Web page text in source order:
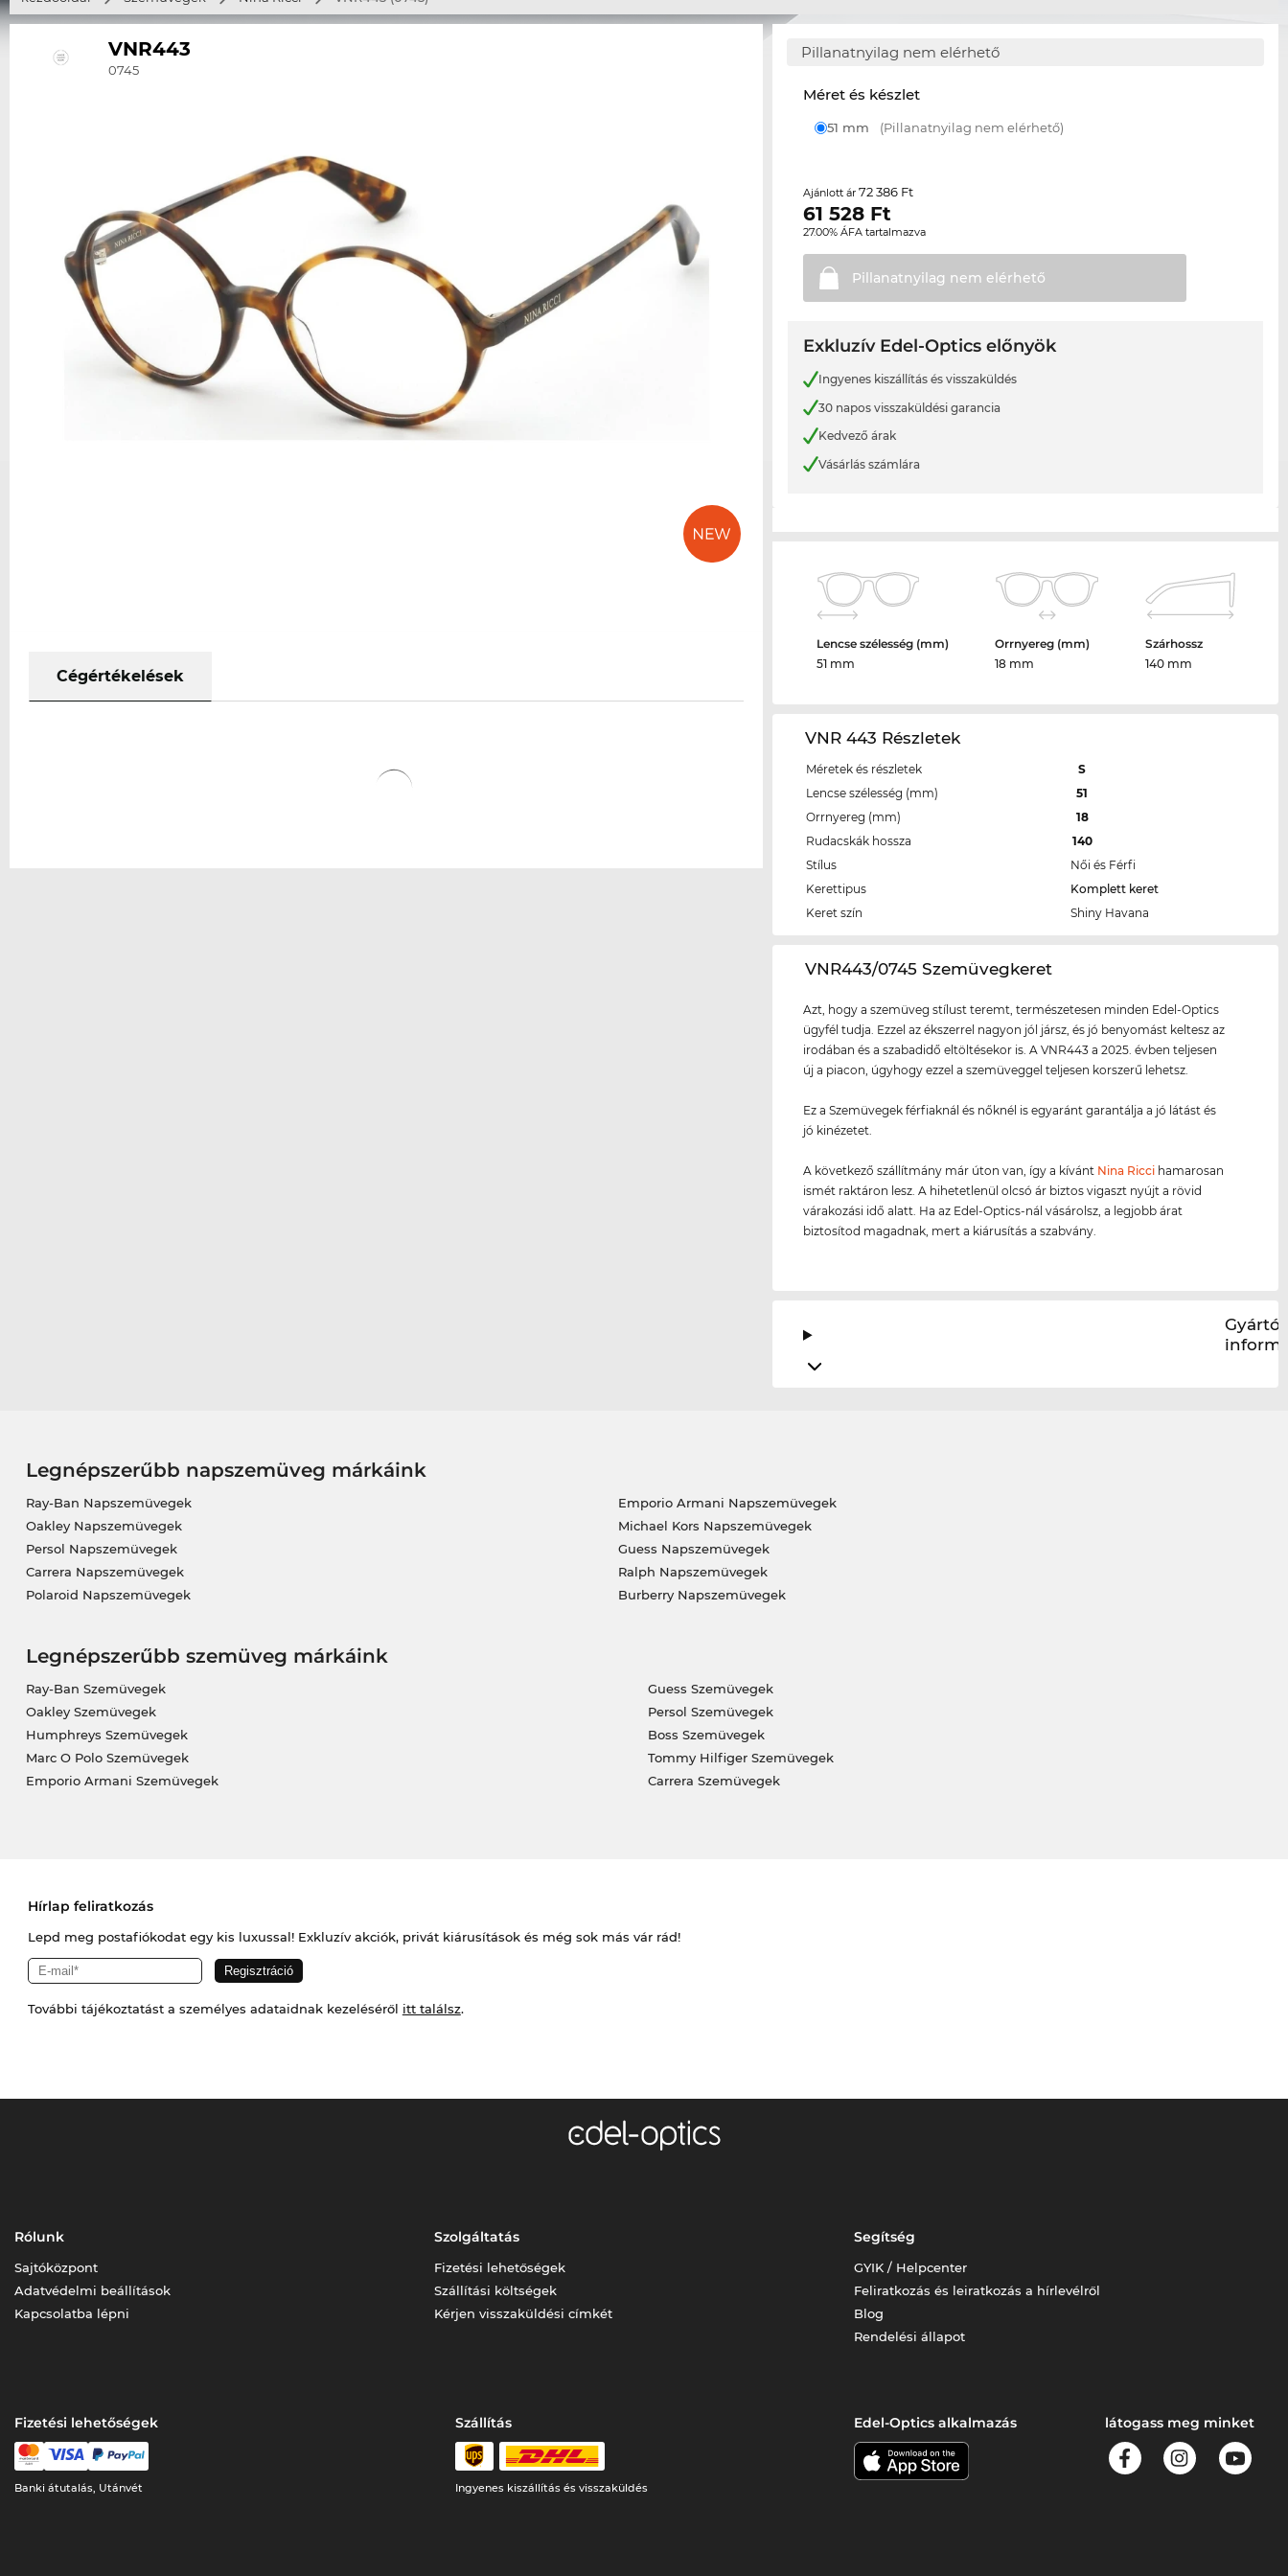
VNR443
0745
Cégértékelések
Pillanatnyilag nem elérhető
Méret és készlet
51 mm (Pillanatnyilag nem elérhető)
Ajánlott ár72 386 Ft
61 528 Ft
27.00% ÁFA tartalmazva
Pillanatnyilag nem elérhető
Exkluzív Edel-Optics előnyök
Ingyenes kiszállítás és visszaküldés
30 napos visszaküldési garancia
Kedvező árak
Vásárlás számlára
Lencse szélesség (mm)
51 mm
Orrnyereg (mm)
18 mm
Szárhossz
140 mm
VNR 443 Részletek
Méretek és részletek
S
Lencse szélesség (mm)
51
Orrnyereg (mm)
18
Rudacskák hossza
140
Stílus
Női és Férfi
Kerettipus
Komplett keret
Keret szín
Shiny Havana
‌VNR443/0745 Szemüvegkeret
Azt, hogy a szemüveg stílust teremt, természetesen minden Edel-Optics
ügyfél tudja. Ezzel az ékszerrel nagyon jól jársz, és jó benyomást keltesz az
irodában és a szabadidő eltöltésekor is. A VNR443 a 2025. évben teljesen
új a piacon, úgyhogy ezzel a szemüveggel teljesen korszerű lehetsz.
Ez a Szemüvegek férfiaknál és nőknél is egyaránt garantálja a jó látást és
jó kinézetet.
A következő szállítmány már úton van, így a kívánt Nina Ricci hamarosan
ismét raktáron lesz. A hihetetlenül olcsó ár biztos vigaszt nyújt a rövid
várakozási idő alatt. Ha az Edel-Optics-nál vásárolsz, a legjobb árat
biztosítod magadnak, mert a kiárusítás a szabvány.
Gyártói
Legnépszerűbb napszemüveg márkáink
Ray-Ban Napszemüvegek
Oakley Napszemüvegek
Persol Napszemüvegek
Carrera Napszemüvegek
Polaroid Napszemüvegek
Emporio Armani Napszemüvegek
Michael Kors Napszemüvegek
Guess Napszemüvegek
Ralph Napszemüvegek
Burberry Napszemüvegek
Legnépszerűbb szemüveg márkáink
Ray-Ban Szemüvegek
Oakley Szemüvegek
Humphreys Szemüvegek
Marc O Polo Szemüvegek
Emporio Armani Szemüvegek
Guess Szemüvegek
Persol Szemüvegek
Boss Szemüvegek
Tommy Hilfiger Szemüvegek
Carrera Szemüvegek
Hírlap feliratkozás
Lepd meg postafiókodat egy kis luxussal! Exkluzív akciók, privát kiárusítások és még sok más vár rád!
További tájékoztatást a személyes adataidnak kezeléséről itt találsz.
Rólunk
Sajtóközpont
Adatvédelmi beállítások
Kapcsolatba lépni
Szolgáltatás
Fizetési lehetőségek
Szállítási költségek
Kérjen visszaküldési címkét
Segítség
GYIK / Helpcenter
Feliratkozás és leiratkozás a hírlevélről
Blog
Rendelési állapot
Fizetési lehetőségek
Banki átutalás, Utánvét
Szállítás
Ingyenes kiszállítás és visszaküldés
Edel-Optics alkalmazás látogass meg minket